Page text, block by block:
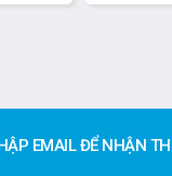
EMAIL ĐỂ NHẬN